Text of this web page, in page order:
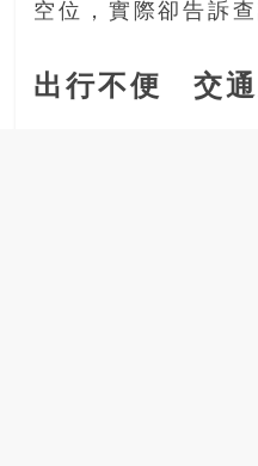
空位，實際卻告訴
出行不便 交通